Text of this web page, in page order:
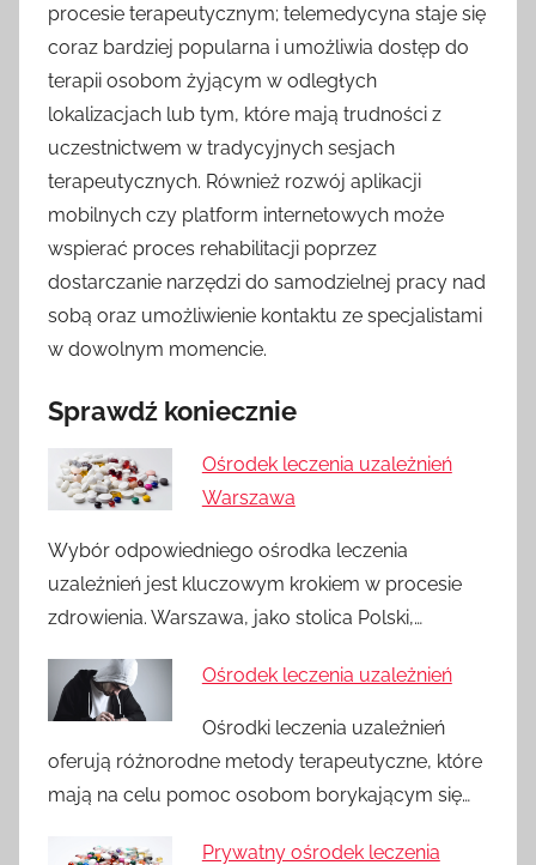
procesie terapeutycznym; telemedycyna staje się
coraz bardziej popularna i umożliwia dostęp do
terapii osobom żyjącym w odległych
lokalizacjach lub tym, które mają trudności z
uczestnictwem w tradycyjnych sesjach
terapeutycznych. Również rozwój aplikacji
mobilnych czy platform internetowych może
wspierać proces rehabilitacji poprzez
dostarczanie narzędzi do samodzielnej pracy nad
sobą oraz umożliwienie kontaktu ze specjalistami
w dowolnym momencie.
Sprawdź koniecznie
Ośrodek leczenia uzależnień
Warszawa
Wybór odpowiedniego ośrodka leczenia
uzależnień jest kluczowym krokiem w procesie
zdrowienia. Warszawa, jako stolica Polski,…
Ośrodek leczenia uzależnień
Ośrodki leczenia uzależnień
oferują różnorodne metody terapeutyczne, które
mają na celu pomoc osobom borykającym się…
Prywatny ośrodek leczenia